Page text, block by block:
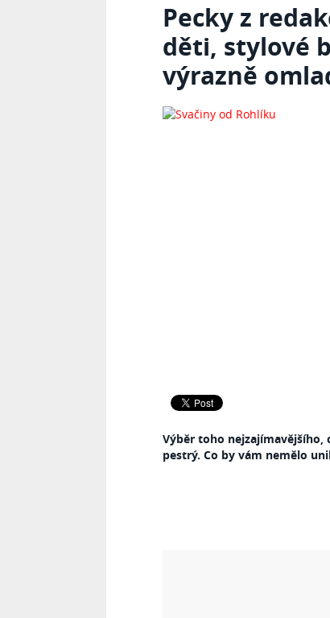
Pecky z
děti, stylové
výrazně
Výběr toho
pestrý. Co by vám nemělo